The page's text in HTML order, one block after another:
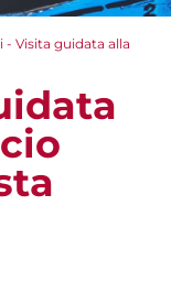
- Visita guidata alla